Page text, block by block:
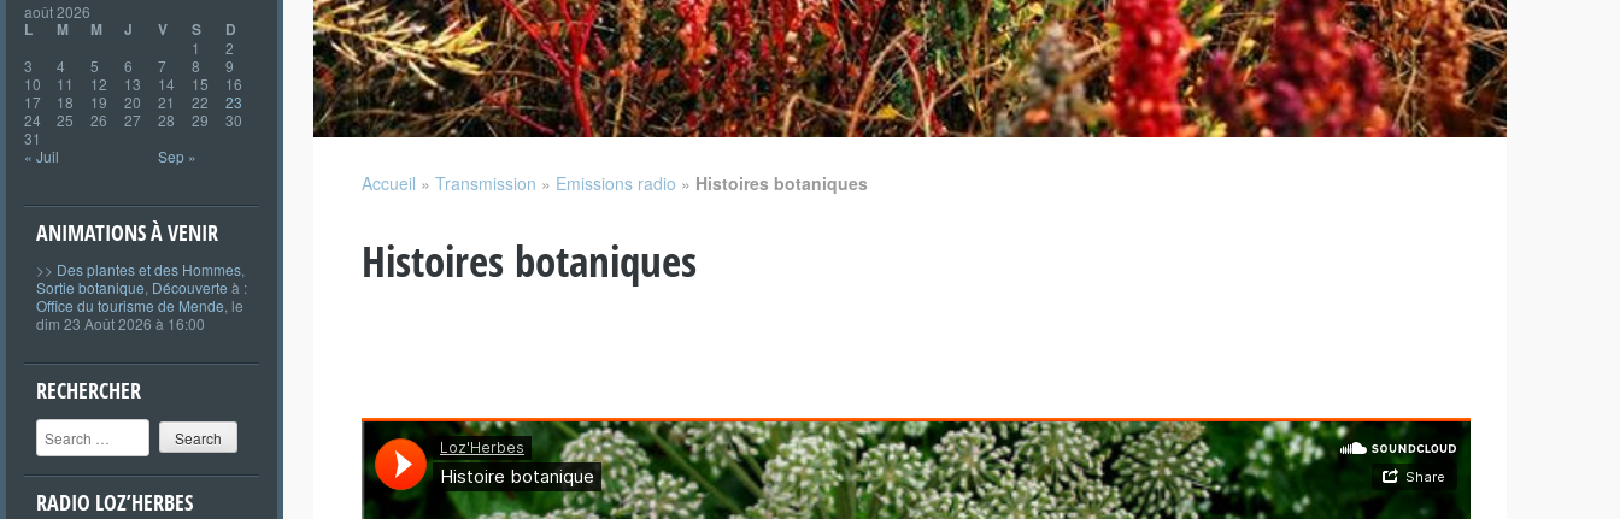
août 2026
L M M J V S D
1
2
3
4 5 6 7 8
9
10
11 12 13 14 15
16
17
18 19 20 21 22
23
24
25 26 27 28 29
30
31
« Juil
Sep »
ANIMATIONS À VENIR
>> Des plantes et des Hommes
Sortie botanique Découverte à :
Office du tourisme de Mende , le
dim 23 Août 2026 à 16:00
RECHERCHER
Search
RADIO LOZ’HERBES
Accueil » Transmission » Emissions radio » Histoires botaniques
Histoires botaniques